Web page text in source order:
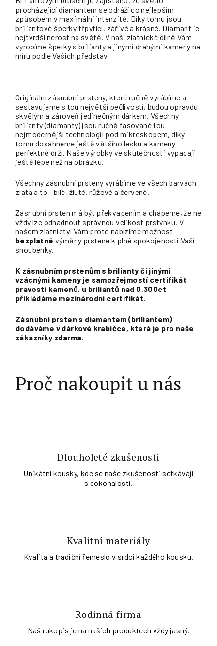
procházející diamantem se odráží co nejlepším
způsobem v maximální intenzitě. Díky tomu jsou
briliantové šperky třpytící, zářivé a krásné. Diamant je
nejtvrdší nerost na světě. V naší zlatnické dílně Vám
vyrobíme šperky s brilianty a jinými drahými kameny na
míru podle Vašich představ.
Originální zásnubní prsteny, které ručně vyrábíme a
sestavujeme s tou největší pečlivostí, budou opravdu
skvělým a zároveň jedinečným dárkem. Všechny
brilianty (diamanty) jsou ručně fasované tou
nejmodernější technologií pod mikroskopem, díky
tomu dosáhneme ještě většího lesku a kameny
perfektně drží. Naše výrobky ve skutečnosti vypadají
ještě lépe než na obrázku.
Všechny zásnubní prsteny vyrábíme ve všech barvách
zlata a to - bílé, žluté, růžové a červené.
Zásnubní prsten má být překvapením a chápeme, že ne
vždy lze odhadnout správnou velikost prstýnku. V
našem zlatnictví Vám proto nabízíme možnost
bezplatné výměny prstene k plné spokojenosti Vaší
snoubenky.
K zásnubním prstenům s brilianty či jinými
vzácnými kameny je samozřejmostí certifikát
pravosti kamenů, u briliantů nad 0,300ct
přikládáme mezinárodní certifikát.
Zásnubní prsten s diamantem (briliantem)
dodáváme v dárkové krabičce, která je pro naše
zákazníky zdarma.
Proč nakoupit u nás
Dlouholeté zkušenosti
Unikátní kousky, kde se naše zkušenosti setkávají
s dokonalostí.
Kvalitní materiály
Kvalita a tradiční řemeslo v srdci každého kousku.
Rodinná firma
Náš rukopis je na našich produktech vždy jasný.